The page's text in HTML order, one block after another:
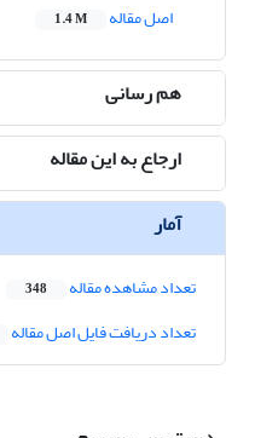
اصل مقاله
1.4 M
هم رسانی
ارجاع به این مقاله
آمار
تعداد مشاهده مقاله 348
تعداد دریافت فایل اصل مقاله